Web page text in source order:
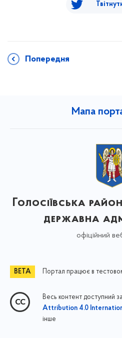
Попередня
Мапа
Голосіївська
державна
офіційний
Портал працює в
Весь контент доступний
Attribution 4.0
інше